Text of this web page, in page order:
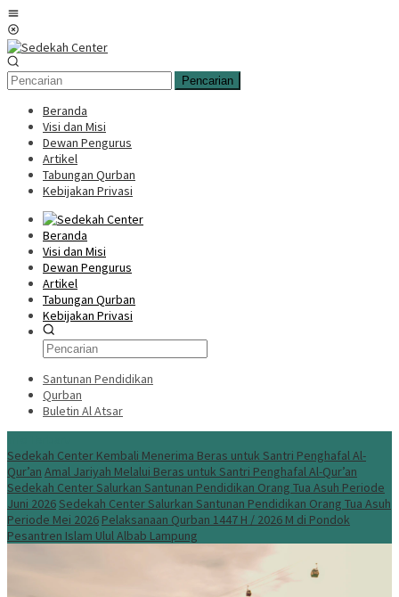
Loncat
ke
konten
Pencarian
Beranda
Visi dan Misi
Dewan Pengurus
Artikel
Tabungan Qurban
Kebijakan Privasi
Beranda
Visi dan Misi
Dewan Pengurus
Artikel
Tabungan Qurban
Kebijakan Privasi
Santunan Pendidikan
Qurban
Buletin Al Atsar
Sedekah Center Kembali Menerima Beras untuk Santri Penghafal Al-
Qur’an Amal Jariyah Melalui Beras untuk Santri Penghafal Al-Qur’an
Sedekah Center Salurkan Santunan Pendidikan Orang Tua Asuh Periode
Juni 2026Sedekah Center Salurkan Santunan Pendidikan Orang Tua Asuh
Periode Mei 2026 Pelaksanaan Qurban 1447 H / 2026 M di Pondok
Pesantren Islam Ulul Albab Lampung